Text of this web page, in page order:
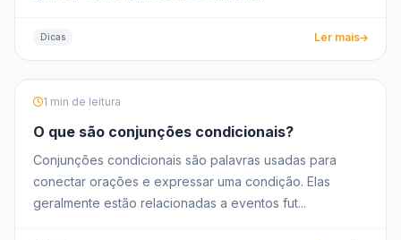
Dicas Ler mais
1 min de leitura
O que são conjunções condicionais?
Conjunções condicionais são palavras usadas para
conectar orações e expressar uma condição. Elas
geralmente estão relacionadas a eventos fut...